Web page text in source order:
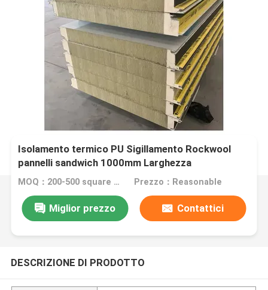
Isolamento termico PU Sigillamento Rockwool
pannelli sandwich 1000mm Larghezza
MOQ：200-500 square meters Prezzo：Reasonable
Miglior prezzo Contattici
DESCRIZIONE DI PRODOTTO